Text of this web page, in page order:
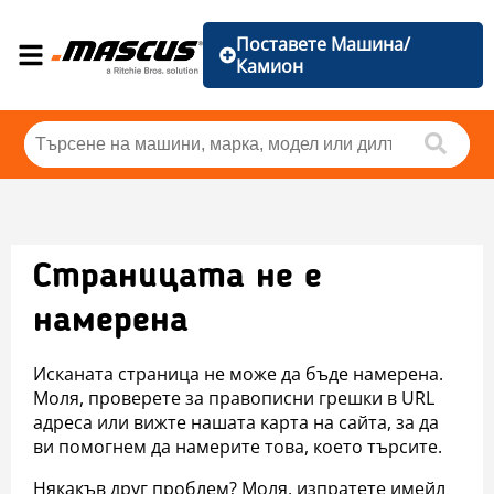
Поставете Машина/
Камион
Страницата не е
намерена
Исканата страница не може да бъде намерена.
Моля, проверете за правописни грешки в URL
адреса или вижте нашата карта на сайта, за да
ви помогнем да намерите това, което търсите.
Някакъв друг проблем? Моля, изпратете имейл